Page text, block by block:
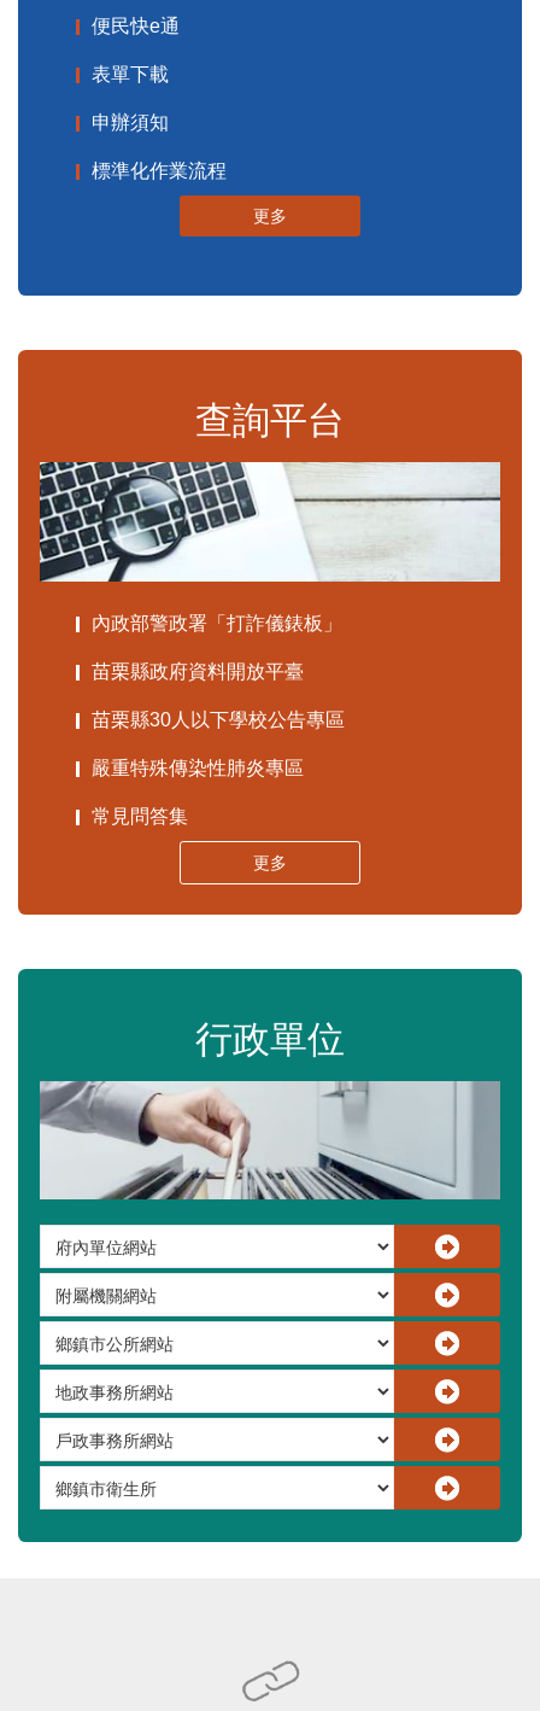
便民快e通
表單下載
申辦須知
標準化作業流程
更多
查詢平台
內政部警政署「打詐儀錶板」
苗栗縣政府資料開放平臺
苗栗縣30人以下學校公告專區
嚴重特殊傳染性肺炎專區
常見問答集
更多
行政單位